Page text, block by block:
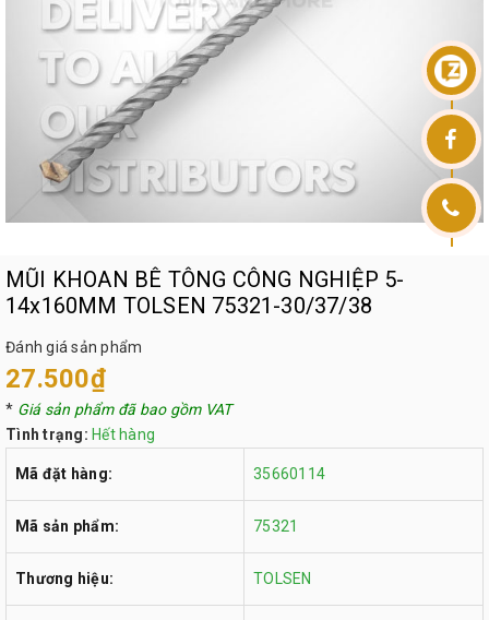
MŨI KHOAN BÊ TÔNG CÔNG NGHIỆP 5-
14x160MM TOLSEN 75321-30/37/38
Đánh giá sản phẩm
27.500₫
* Giá sản phẩm đã bao gồm VAT
Tình trạng: Hết hàng
Mã đặt hàng: 35660114
Mã sản phẩm: 75321
Thương hiệu: TOLSEN